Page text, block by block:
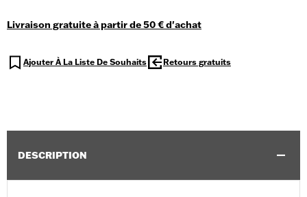
Livraison gratuite à partir de 50 € d'achat
Ajouter À La Liste De Souhaits Retours gratuits
DESCRIPTION